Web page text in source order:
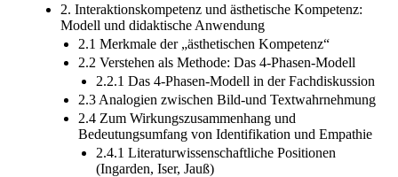
2. Interaktionskompetenz und ästhetische Kompetenz:
Modell und didaktische Anwendung
2.1 Merkmale der „ästhetischen Kompetenz“
2.2 Verstehen als Methode: Das 4-Phasen-Modell
2.2.1 Das 4-Phasen-Modell in der Fachdiskussion
2.3 Analogien zwischen Bild-und Textwahrnehmung
2.4 Zum Wirkungszusammenhang und
Bedeutungsumfang von Identifikation und Empathie
2.4.1 Literaturwissenschaftliche Positionen
(Ingarden, Iser, Jauß)